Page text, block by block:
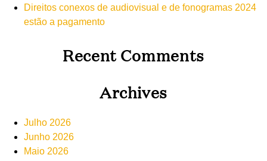
Direitos conexos de audiovisual e de fonogramas 2024
estão a pagamento
Recent Comments
Archives
Julho 2026
Junho 2026
Maio 2026